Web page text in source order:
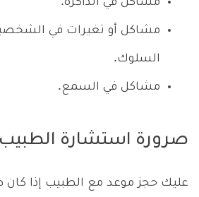
مشاكل أو تغيرات في
السلوك.
مشاكل في السمع.
صرورة استشارة الطبيب
عليك حجز موعد مع الطبيب إذا